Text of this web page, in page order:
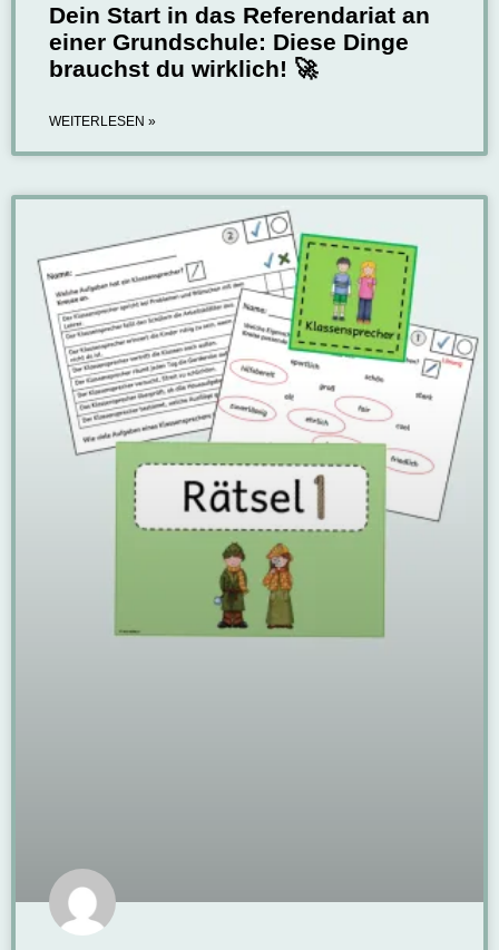
Dein Start in das Referendariat an
einer Grundschule: Diese Dinge
brauchst du wirklich! 🚀
WEITERLESEN »